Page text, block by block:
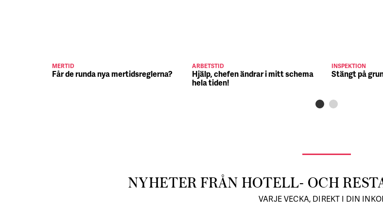
MERTID
Får de runda nya mertidsreglerna?
ARBETSTID
Hjälp, chefen ändrar i mitt schema
hela tiden!
INSPEKTION
Stängt på
NYHETER FRÅN HOTELL- OCH
VARJE VECKA, DIREKT I DIN